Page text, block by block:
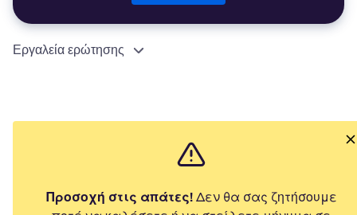
Εργαλεία ερώτησης
Προσοχή στις απάτες!Δεν θα σας ζητήσουμε